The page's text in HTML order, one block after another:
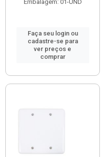
Embalagem: 01-UND
Faça seu login ou
cadastre-se para
ver preços e
comprar